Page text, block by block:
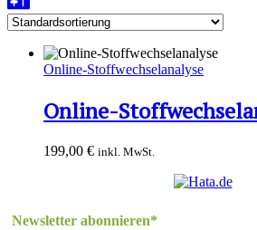
Online-Stoffwechselanalyse
Online-
199,00 € inkl. MwSt.
Newsletter abonnieren*